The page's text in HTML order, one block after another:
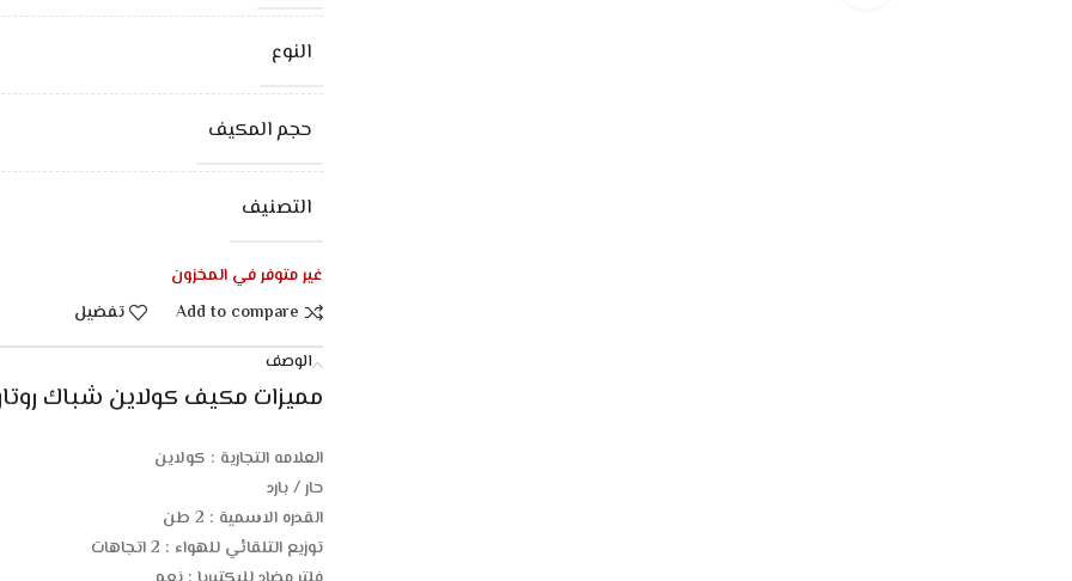
النوع
حجم المكيف
التصنيف
غير متوفر في المخزون
Add to compare
تفضيل
الوصف
مميزات مكيف كولاين شباك روتاري 21.600 وحدة – حار /
العلامه التجارية : كولاين
حار / بارد
القدره الاسمية : 2 طن
توزيع التلقائي للهواء : 2 اتجاهات